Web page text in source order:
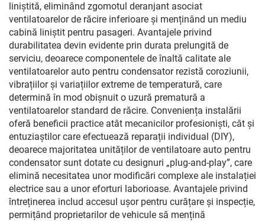
liniștită, eliminând zgomotul deranjant asociat
ventilatoarelor de răcire inferioare și menținând un mediu
cabină liniștit pentru pasageri. Avantajele privind
durabilitatea devin evidente prin durata prelungită de
serviciu, deoarece componentele de înaltă calitate ale
ventilatoarelor auto pentru condensator rezistă coroziunii,
vibrațiilor și variațiilor extreme de temperatură, care
determină în mod obișnuit o uzură prematură a
ventilatoarelor standard de răcire. Conveniența instalării
oferă beneficii practice atât mecanicilor profesioniști, cât și
entuziaștilor care efectuează reparații individual (DIY),
deoarece majoritatea unităților de ventilatoare auto pentru
condensator sunt dotate cu designuri „plug-and-play”, care
elimină necesitatea unor modificări complexe ale instalației
electrice sau a unor eforturi laborioase. Avantajele privind
întreținerea includ accesul ușor pentru curățare și inspecție,
permițând proprietarilor de vehicule să mențină